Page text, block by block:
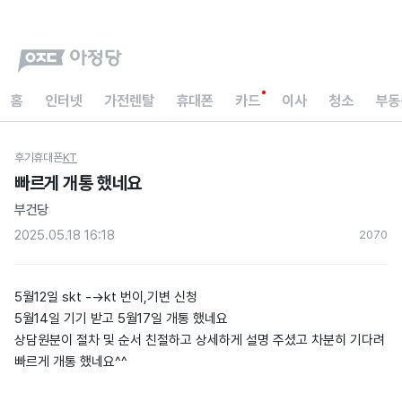
홈 인터넷 가전렌탈 휴대폰 카드 이사 청소 부
후기휴대폰KT
빠르게 개통 했네요
부건당
2025.05.18 16:18
2070
5월12일 skt -→kt 번이,기변 신청
5월14일 기기 받고 5월17일 개통 했네요
상담원분이 절차 및 순서 친절하고 상세하게 설명 주셨고 차분히 기다려
빠르게 개통 했네요^^